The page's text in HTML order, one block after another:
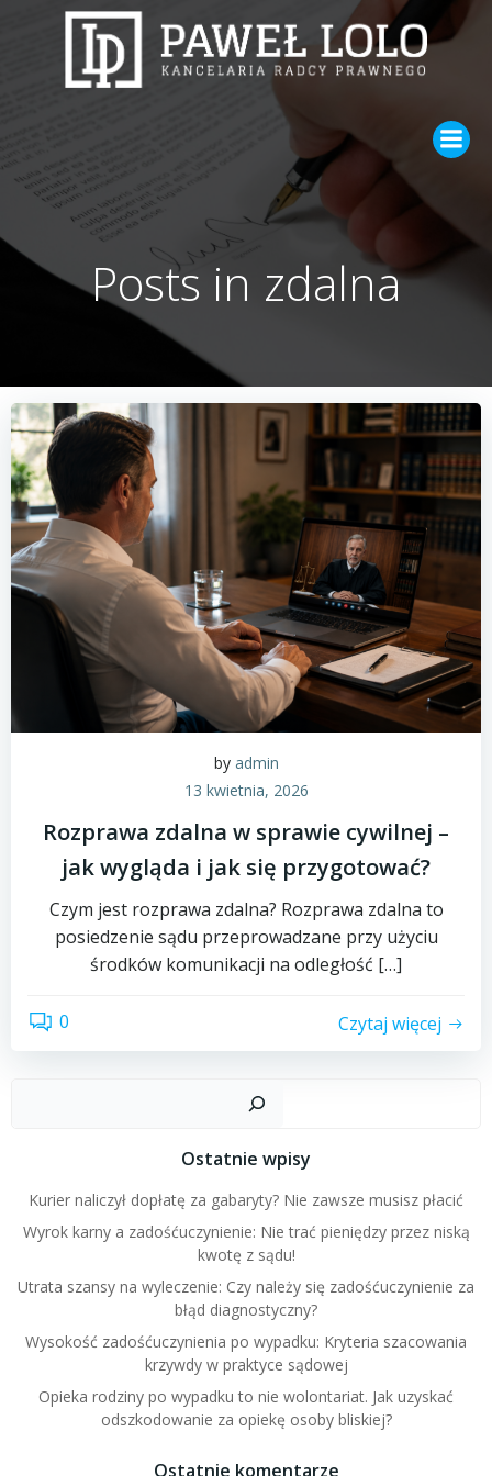
to
content
Posts in zdalna
by admin
13 kwietnia, 2026
Rozprawa zdalna w sprawie cywilnej –
jak wygląda i jak się przygotować?
Czym jest rozprawa zdalna? Rozprawa zdalna to
posiedzenie sądu przeprowadzane przy użyciu
środków komunikacji na odległość […]
0 Czytaj więcej
Ostatnie wpisy
Kurier naliczył dopłatę za gabaryty? Nie zawsze musisz płacić
Wyrok karny a zadośćuczynienie: Nie trać pieniędzy przez niską
kwotę z sądu!
Utrata szansy na wyleczenie: Czy należy się zadośćuczynienie za
błąd diagnostyczny?
Wysokość zadośćuczynienia po wypadku: Kryteria szacowania
krzywdy w praktyce sądowej
Opieka rodziny po wypadku to nie wolontariat. Jak uzyskać
odszkodowanie za opiekę osoby bliskiej?
Ostatnie komentarze